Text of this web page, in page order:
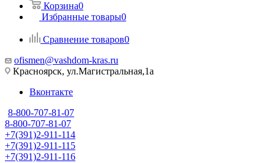
Корзина0
Избранные товары0
Сравнение товаров0
ofismen@vashdom-kras.ru
Красноярск, ул.Магистральная,1а
Вконтакте
8-800-707-81-07
8-800-707-81-07
+7(391)2-911-114
+7(391)2-911-115
+7(391)2-911-116